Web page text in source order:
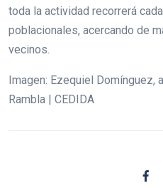
toda la actividad recorrerá
poblacionales, acercando de
vecinos.
Imagen: Ezequiel Domínguez,
Rambla | CEDIDA